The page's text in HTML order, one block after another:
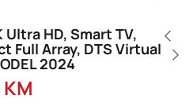
Ultra HD, Smart TV,
Full Array, DTS Virtual
2024
KM